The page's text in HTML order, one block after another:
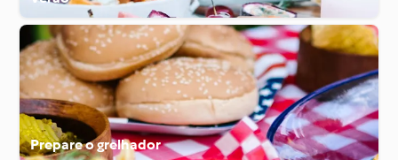
Prepare o grelhador